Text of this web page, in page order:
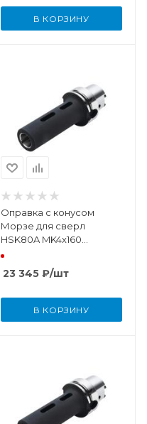
В КОРЗИНУ
Оправка с конусом
Морзе для сверл
HSK80A MK4х160
DIN69893
23 345 ₽/шт
В КОРЗИНУ